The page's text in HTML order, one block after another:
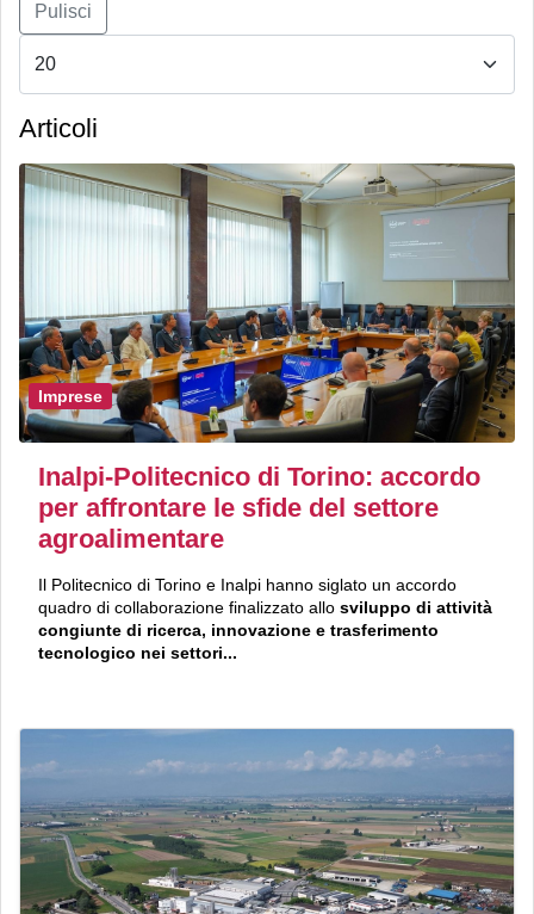
Pulisci
Articoli
Imprese
Inalpi-Politecnico di Torino: accordo
per affrontare le sfide del settore
agroalimentare
Il Politecnico di Torino e Inalpi hanno siglato un accordo
quadro di collaborazione finalizzato allo sviluppo di attività
congiunte di ricerca, innovazione e trasferimento
tecnologico nei settori...